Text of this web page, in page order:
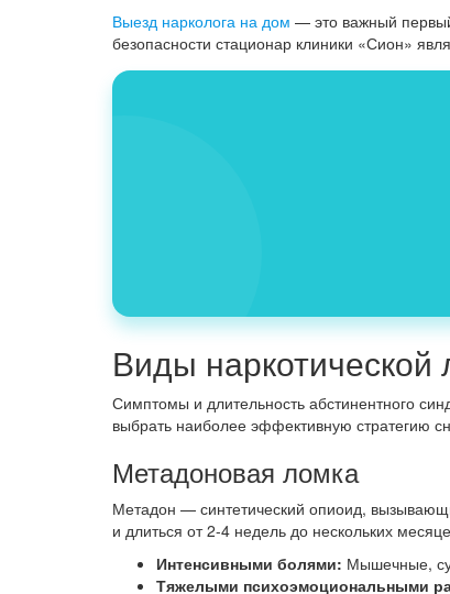
Выезд нарколога на дом — это важный
безопасности стационар клиники «Сион»
Виды наркотической
Симптомы и длительность абстинентного
выбрать наиболее эффективную стратегию
Метадоновая ломка
Метадон — синтетический опиоид,
и длиться от 2-4 недель до нескольких
Интенсивными болями: Мышечные,
Тяжелыми психоэмоциональными